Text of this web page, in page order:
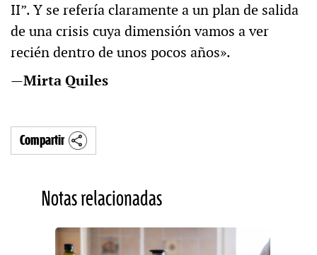
II”. Y se refería claramente a un plan de salida
de una crisis cuya dimensión vamos a ver
recién dentro de unos pocos años».
—Mirta Quiles
Compartir
Notas relacionadas